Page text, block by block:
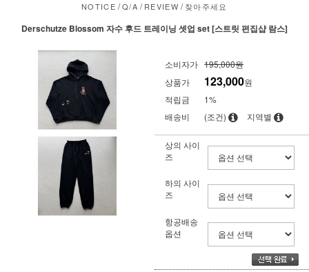
NOTICE /Q/A /REVIEW /찾아주세요
Derschutze Blossom 자수 후드 트레이닝 셋업 set [스트릿 편집샵 람스]
소비자가 195,000원
상품가
123,000원
적립금
1%
배송비
(조건) 지역별
상의 사이
즈
하의 사이
즈
항공배송
옵션